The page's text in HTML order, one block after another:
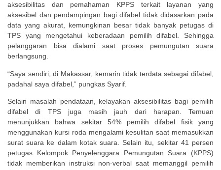
aksesibilitas dan pemahaman KPPS terkait layanan yang
aksesibel dan pendampingan bagi difabel tidak didasarkan pada
data yang akurat, kemungkinan besar tidak banyak petugas di
TPS yang mengetahui keberadaan pemilih difabel. Sehingga
pelanggaran bisa dialami saat proses pemungutan suara
berlangsung.
“Saya sendiri, di Makassar, kemarin tidak terdata sebagai difabel,
padahal saya difabel,” pungkas Syarif.
Selain masalah pendataan, kelayakan aksesibilitas bagi pemilih
difabel di TPS juga masih jauh dari harapan. Temuan
menunjukkan bahwa sekitar 54% pemilih difabel fisik yang
menggunakan kursi roda mengalami kesulitan saat memasukkan
surat suara ke dalam kotak suara. Selain itu, sekitar 41 persen
petugas Kelompok Penyelenggara Pemungutan Suara (KPPS)
tidak memberikan instruksi non-verbal saat memanggil pemilih